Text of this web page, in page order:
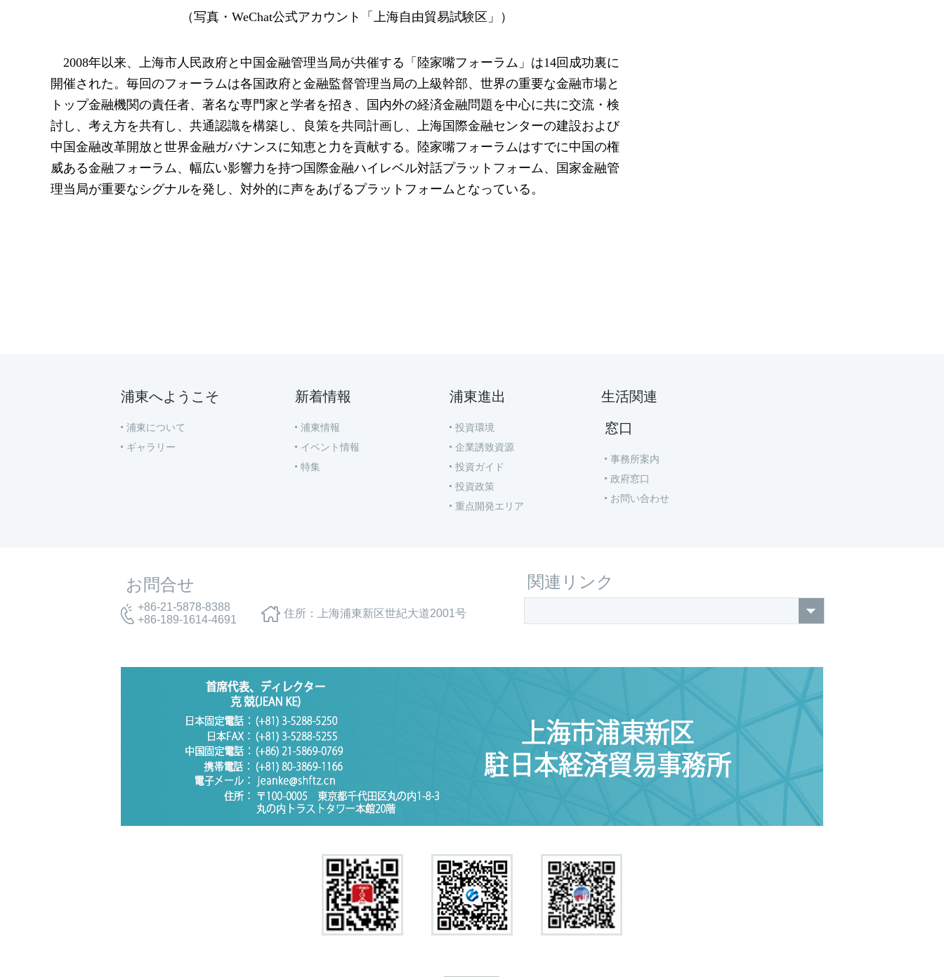
（写真・WeChat公式アカウント「上海自由貿易試験区」）
2008年以来、上海市人民政府と中国金融管理当局が共催する「陸家嘴フォーラム」は14回成功裏に
開催された。毎回のフォーラムは各国政府と金融監督管理当局の上級幹部、世界の重要な金融市場と
トップ金融機関の責任者、著名な専門家と学者を招き、国内外の経済金融問題を中心に共に交流・検
討し、考え方を共有し、共通認識を構築し、良策を共同計画し、上海国際金融センターの建設および
中国金融改革開放と世界金融ガバナンスに知恵と力を貢献する。陸家嘴フォーラムはすでに中国の権
威ある金融フォーラム、幅広い影響力を持つ国際金融ハイレベル対話プラットフォーム、国家金融管
理当局が重要なシグナルを発し、対外的に声をあげるプラットフォームとなっている。
浦東へようこそ
浦東について
ギャラリー
新着情報
浦東情報
イベント情報
特集
浦東進出
投資環境
企業誘致資源
投資ガイド
投資政策
重点開発エリア
生活関連
窓口
事務所案内
政府窓口
お問い合わせ
お問合せ
+86-21-5878-8388
+86-189-1614-4691
住所：上海浦東新区世紀大道2001号
関連リンク